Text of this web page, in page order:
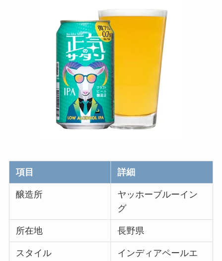
項目 詳細
醸造所
ヤッホーブルーイン
グ
所在地 長野県
スタイル
インディアペールエ